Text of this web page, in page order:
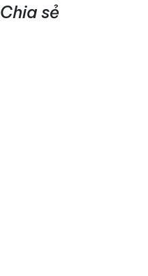
Chia sẻ